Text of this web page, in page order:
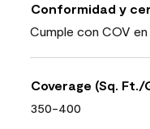
Conformidad y
Cumple con COV
Coverage (Sq. Ft./
350-400